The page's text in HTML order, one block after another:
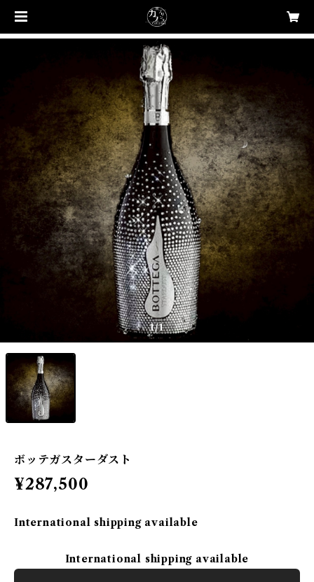
1/1
ボッテガスターダスト
¥287,500
International shipping available
International shipping available